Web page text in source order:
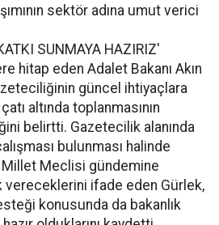
sektör adına umut verici
SUNMAYA HAZIRIZ'
hitap eden Adalet Bakanı Akın
güncel ihtiyaçlara
altında toplanmasının
belirtti. Gazetecilik alanında
bulunması halinde
Millet Meclisi gündemine
vereceklerini ifade eden Gürlek,
konusunda da bakanlık